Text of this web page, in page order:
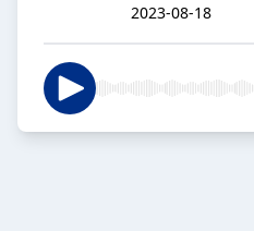
2023-08-18